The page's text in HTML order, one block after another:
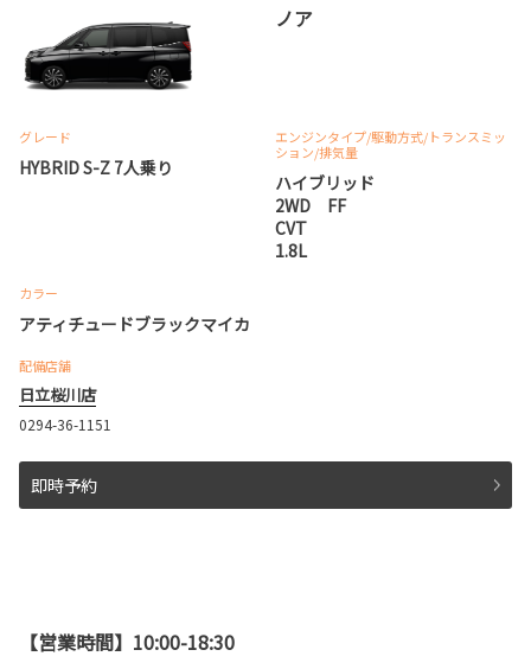
ノア
グレード
HYBRID S-Z 7人乗り
エンジンタイプ/駆動方式/トランスミッ
ション/排気量
ハイブリッド
2WD FF
CVT
1.8L
カラー
アティチュードブラックマイカ
配備店舗
日立桜川店
0294-36-1151
即時予約
【営業時間】10:00-18:30